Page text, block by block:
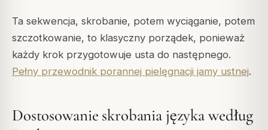
Ta sekwencja, skrobanie, potem wyciąganie, potem
szczotkowanie, to klasyczny porządek, ponieważ
każdy krok przygotowuje usta do następnego.
Pełny przewodnik porannej pielęgnacji jamy ustnej.
Dostosowanie skrobania języka według